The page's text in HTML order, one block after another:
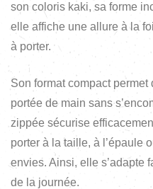
son coloris kaki, sa forme
elle affiche une allure à la
à porter.
Son format compact
portée de main sans
zippée sécurise
porter à la taille, à l’épaule
envies. Ainsi, elle s’adapte
de la journée.